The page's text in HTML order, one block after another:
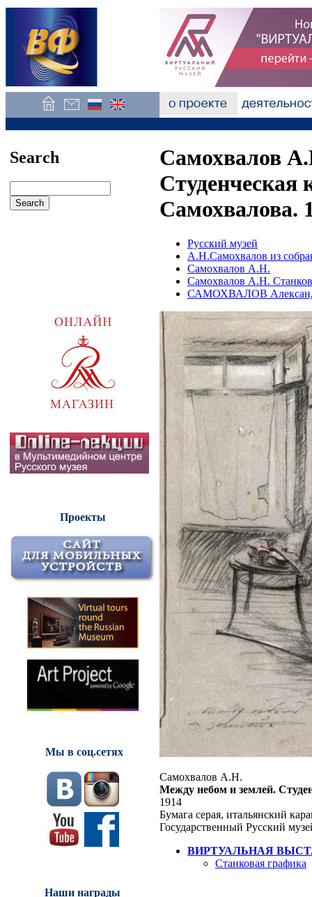
Search
Проекты
Мы в соц.сетях
Наши награды
Самохвалов
Студенческая
Самохвалова.
Русский музей
А.Н.Самохвалов из
Самохвалов А.Н.
Самохвалов А.Н.
САМОХВАЛОВ
Самохвалов А.Н.
Между небом и землей.
1914
Бумага серая, итальянский
Государственный Русский
ВИРТУАЛЬНАЯ
Станковая графика